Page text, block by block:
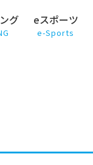
グ eスポーツ
e-Sports